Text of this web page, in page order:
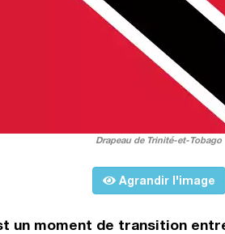
Drapeau de Trinité-et-Tobago
Agrandir l'image
un moment de transition